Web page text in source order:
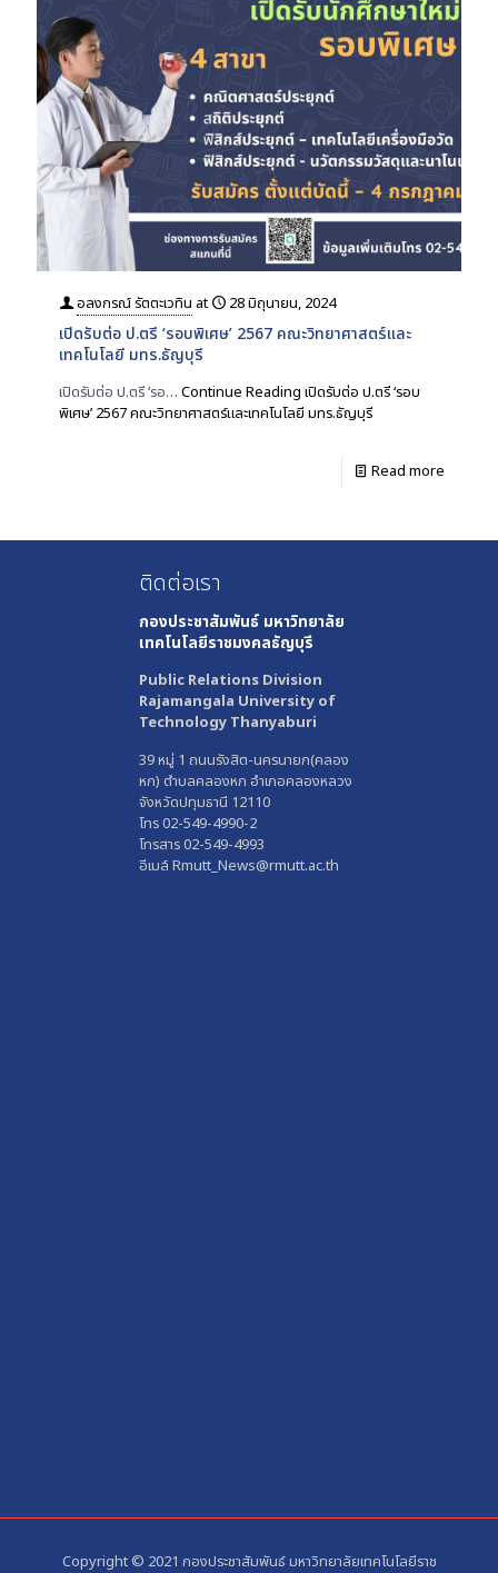
อลงกรณ์ รัตตะเวทิน at 28 มิถุนายน, 2024
เปิดรับต่อ ป.ตรี ‘รอบพิเศษ’ 2567 คณะวิทยาศาสตร์และ
เทคโนโลยี มทร.ธัญบุรี
เปิดรับต่อ ป.ตรี ‘รอ… Continue Reading เปิดรับต่อ ป.ตรี ‘รอบ
พิเศษ’ 2567 คณะวิทยาศาสตร์และเทคโนโลยี มทร.ธัญบุรี
Read more
ติดต่อเรา
กองประชาสัมพันธ์ มหาวิทยาลัย
เทคโนโลยีราชมงคลธัญบุรี
Public Relations Division
Rajamangala University of
Technology Thanyaburi
39 หมู่ 1 ถนนรังสิต-นครนายก(คลอง
หก) ตำบลคลองหก อำเภอคลองหลวง
จังหวัดปทุมธานี 12110
โทร 02-549-4990-2
โทรสาร 02-549-4993
อีเมล์ Rmutt_News@rmutt.ac.th
Copyright © 2021 กองประชาสัมพันธ์ มหาวิทยาลัยเทคโนโลยีราช